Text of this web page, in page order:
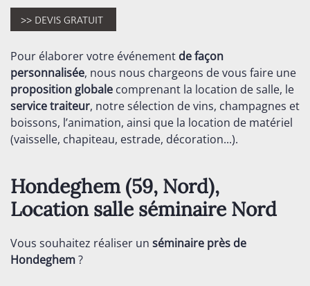
Pour élaborer votre événement de façon
personnalisée, nous nous chargeons de vous faire une
proposition globale comprenant la location de salle, le
service traiteur, notre sélection de vins, champagnes et
boissons, l’animation, ainsi que la location de matériel
(vaisselle, chapiteau, estrade, décoration...).
Hondeghem (59, Nord),
Location salle séminaireNord
Vous souhaitez réaliser un séminaire près de
Hondeghem?